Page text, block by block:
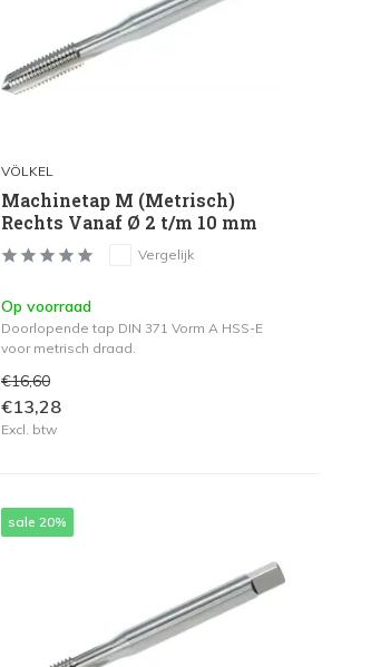
VÖLKEL
Machinetap M (Metrisch)
Rechts Vanaf Ø 2 t/m 10 mm
Vergelijk
Op voorraad
Doorlopende tap DIN 371 Vorm A HSS-E
voor metrisch draad.
€16,60
€13,28
Excl. btw
sale 20%